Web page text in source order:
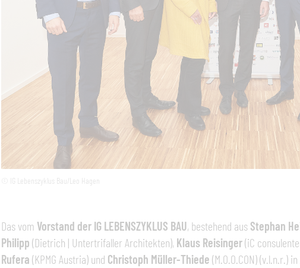
© IG Lebenszyklus Bau/Leo Hagen
Das vom Vorstand der IG LEBENSZYKLUS BAU, bestehend aus Stephan
Philipp (Dietrich | Untertrifaller Architekten), Klaus Reisinger(iC
Rufera (KPMG Austria) und Christoph Müller-Thiede (M.O.O.CON) (v.l.n.r.)